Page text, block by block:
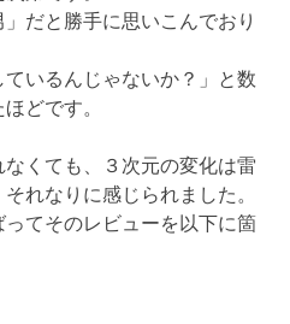
」だと勝手に思いこんでおり
いるんじゃないか？」と数
どです。
くても、３次元の変化は雷
れなりに感じられました。
てそのレビューを以下に箇